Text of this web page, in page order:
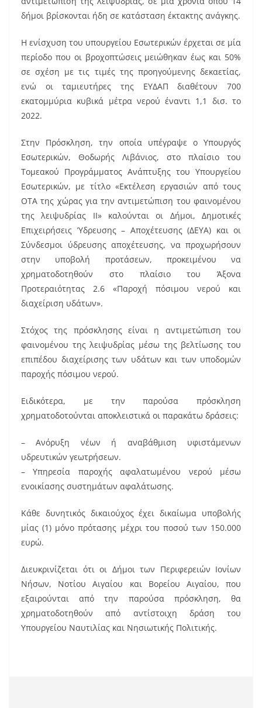
δήμοι βρίσκονται ήδη σε κατάσταση έκτακτης ανάγκης.
Η ενίσχυση του υπουργείου Εσωτερικών έρχεται σε μία
περίοδο που οι βροχοπτώσεις μειώθηκαν έως και 50%
σε σχέση με τις τιμές της προηγούμενης δεκαετίας,
ενώ οι ταμιευτήρες της ΕΥΔΑΠ διαθέτουν 700
εκατομμύρια κυβικά μέτρα νερού έναντι 1,1 δισ. το
2022.
Στην Πρόσκληση, την οποία υπέγραψε ο Υπουργός
Εσωτερικών, Θοδωρής Λιβάνιος, στο πλαίσιο του
Τομεακού Προγράμματος Ανάπτυξης του Υπουργείου
Εσωτερικών, με τίτλο «Εκτέλεση εργασιών από τους
ΟΤΑ της χώρας για την αντιμετώπιση του φαινομένου
της λειψυδρίας ΙΙ» καλούνται οι Δήμοι, Δημοτικές
Επιχειρήσεις Ύδρευσης – Αποχέτευσης (ΔΕΥΑ) και οι
Σύνδεσμοι ύδρευσης αποχέτευσης, να προχωρήσουν
στην υποβολή προτάσεων, προκειμένου να
χρηματοδοτηθούν στο πλαίσιο του Άξονα
Προτεραιότητας 2.6 «Παροχή πόσιμου νερού και
διαχείριση υδάτων».
Στόχος της πρόσκλησης είναι η αντιμετώπιση του
φαινομένου της λειψυδρίας μέσω της βελτίωσης του
επιπέδου διαχείρισης των υδάτων και των υποδομών
παροχής πόσιμου νερού.
Ειδικότερα, με την παρούσα πρόσκληση
χρηματοδοτούνται αποκλειστικά οι παρακάτω δράσεις:
– Ανόρυξη νέων ή αναβάθμιση υφιστάμενων
υδρευτικών γεωτρήσεων.
– Υπηρεσία παροχής αφαλατωμένου νερού μέσω
ενοικίασης συστημάτων αφαλάτωσης.
Κάθε δυνητικός δικαιούχος έχει δικαίωμα υποβολής
μίας (1) μόνο πρότασης μέχρι του ποσού των 150.000
ευρώ.
Διευκρινίζεται ότι οι Δήμοι των Περιφερειών Ιονίων
Νήσων, Νοτίου Αιγαίου και Βορείου Αιγαίου, που
εξαιρούνται από την παρούσα πρόσκληση, θα
χρηματοδοτηθούν από αντίστοιχη δράση του
Υπουργείου Ναυτιλίας και Νησιωτικής Πολιτικής.